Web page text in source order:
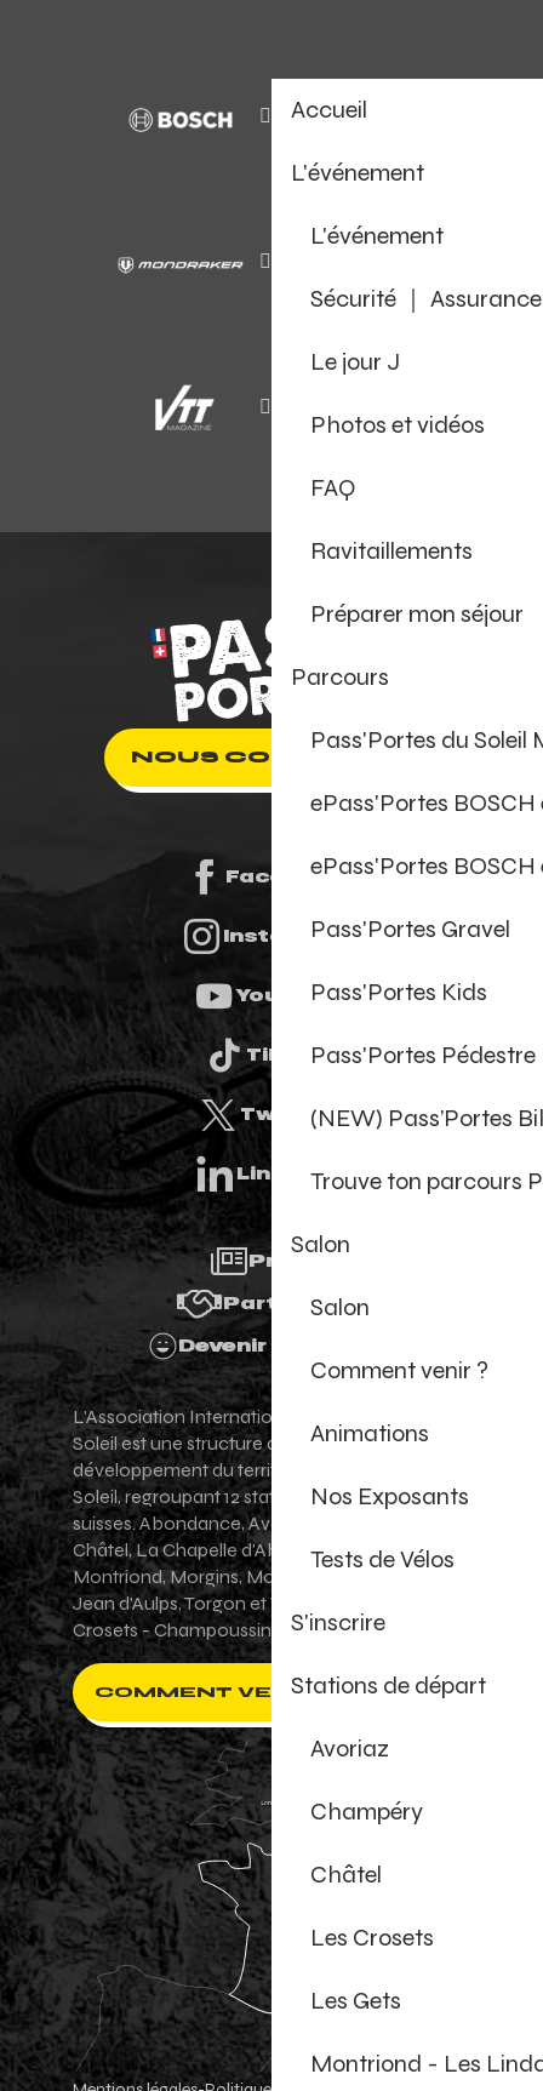
Accueil
L'événement
L'événement
Sécurité ｜ Assurance
Le jour J
Photos et vidéos
FAQ
Ravitaillements
Préparer mon séjour
Parcours
Pass'Portes du Soleil
ePass'Portes
ePass'Portes
Pass'Portes Gravel
Pass'Portes Kids
Pass'Portes Pédestre
(NEW) Pass’Portes
Trouve ton parcours
Salon
Salon
Comment venir ?
Animations
Nos Exposants
Tests de Vélos
S'inscrire
Stations de départ
Avoriaz
Champéry
Châtel
Les Crosets
Les Gets
Montriond - Les
NOUS CONTACTER
Facebook
Instagram
Youtube
Tiktok
Twitter
Linkedin
Presse
Partenaires
Devenir Bénévole
L'Association Internationale des Portes du
Soleil est une structure de promotion et de
développement du territoire des Portes du
Soleil, regroupant 12 stations villages franco-
suisses. Abondance, Avoriaz 1800, Champéry,
Châtel, La Chapelle d'Abondance, Les Gets,
Montriond, Morgins, Morzine-Avoriaz, Saint-
Jean d'Aulps, Torgon et Val-d'Illiez - Les
Crosets - Champoussin.
COMMENT VENIR ?